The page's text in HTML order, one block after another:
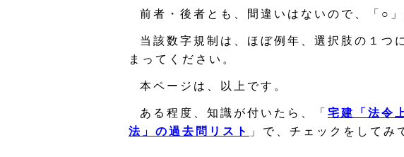
前者・後者とも、間違いはないので、「○」
当該数字規制は、ほぼ例年、選択肢の１つ
まってください。
本ページは、以上です。
ある程度、知識が付いたら、「 宅建「法令
法」の過去問リスト
」で、チェックをしてみ